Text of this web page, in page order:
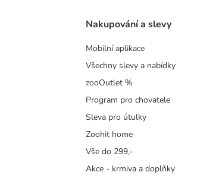
Nakupování a slevy
Mobilní aplikace
Všechny slevy a nabídky
zooOutlet %
Program pro chovatele
Sleva pro útulky
Zoohit home
Vše do 299,-
Akce - krmiva a doplňky